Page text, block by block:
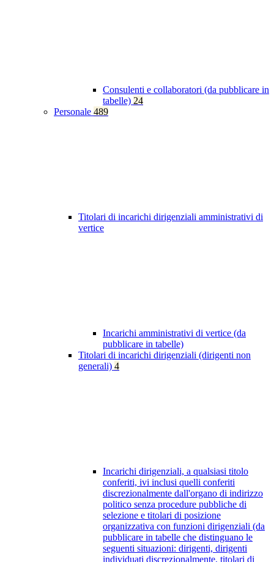
Consulenti e collaboratori (da pubblicare in
tabelle) 24
Personale 489
Titolari di incarichi dirigenziali amministrativi di
vertice
Incarichi amministrativi di vertice (da
pubblicare in tabelle)
Titolari di incarichi dirigenziali (dirigenti non
generali) 4
Incarichi dirigenziali, a qualsiasi titolo
conferiti, ivi inclusi quelli conferiti
discrezionalmente dall'organo di indirizzo
politico senza procedure pubbliche di
selezione e titolari di posizione
organizzativa con funzioni dirigenziali (da
pubblicare in tabelle che distinguano le
seguenti situazioni: dirigenti, dirigenti
individuati discrezionalmente, titolari di